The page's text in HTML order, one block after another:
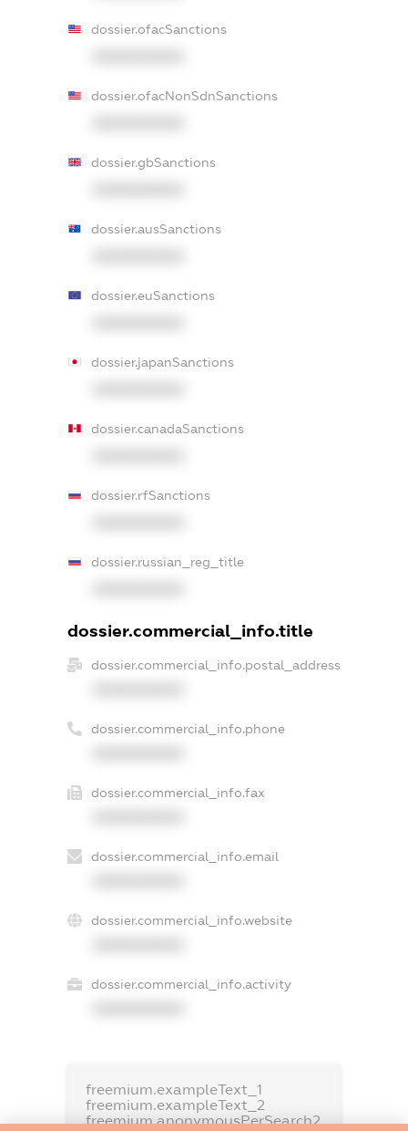
dossier.ofacSanctions
dossier.ofacNonSdnSanctions
dossier.gbSanctions
dossier.ausSanctions
dossier.euSanctions
dossier.japanSanctions
dossier.canadaSanctions
dossier.rfSanctions
dossier.russian_reg_title
dossier.commercial_info.title
dossier.commercial_info.postal_address
dossier.commercial_info.phone
dossier.commercial_info.fax
dossier.commercial_info.email
dossier.commercial_info.website
dossier.commercial_info.activity
freemium.exampleText_1
freemium.exampleText_2
freemium.anonymousPerSearch2